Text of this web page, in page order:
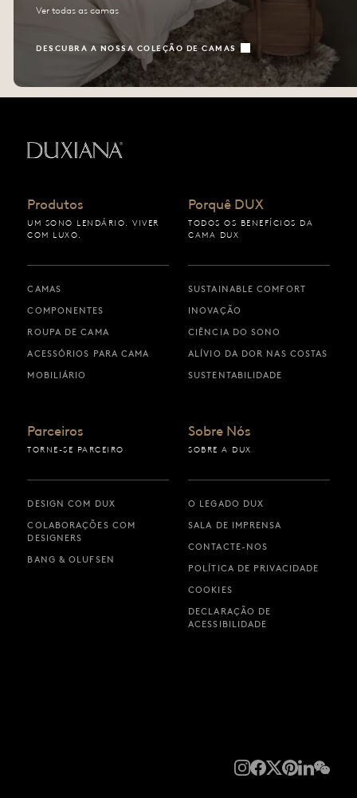
Ver todas as camas
DESCUBRA A NOSSA COLEÇÃO DE CAMAS
Produtos
UM SONO LENDÁRIO. VIVER
COM LUXO.
CAMAS
COMPONENTES
ROUPA DE CAMA
ACESSÓRIOS PARA CAMA
MOBILIÁRIO
Porquê DUX
TODOS OS BENEFÍCIOS DA
CAMA DUX
SUSTAINABLE COMFORT
INOVAÇÃO
CIÊNCIA DO SONO
ALÍVIO DA DOR NAS COSTAS
SUSTENTABILIDADE
Parceiros
TORNE-SE PARCEIRO
DESIGN COM DUX
COLABORAÇÕES COM
DESIGNERS
BANG & OLUFSEN
Sobre Nós
SOBRE A DUX
O LEGADO DUX
SALA DE IMPRENSA
CONTACTE-NOS
POLÍTICA DE PRIVACIDADE
COOKIES
DECLARAÇÃO DE
ACESSIBILIDADE